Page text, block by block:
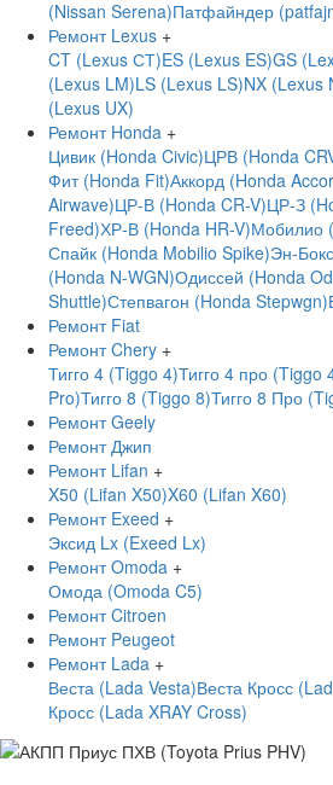
(Nissan Serena)Патфайндер
Ремонт Lexus +
CT (Lexus СТ)ES (Lexus ES)GS
(Lexus LM)LS (Lexus LS)NX (Lexus
(Lexus UX)
Ремонт Honda +
Цивик (Honda Civic)ЦРВ (Honda
Фит (Honda Fit)Аккорд (Honda
Airwave)ЦР-В (Honda CR-V)ЦР-З
Freed)ХР-В (Honda HR-V)Мобилио
Спайк (Honda Mobilio Spike)Эн-
(Honda N-WGN)Одиссей (Honda
Shuttle)Степвагон (Honda Stepwgn)
Ремонт Fiat
Ремонт Chery +
Тигго 4 (Tiggo 4)Тигго 4 про (Tiggo
Pro)Тигго 8 (Tiggo 8)Тигго 8 Про
Ремонт Geely
Ремонт Джип
Ремонт Lifan +
X50 (Lifan X50)X60 (Lifan X60)
Ремонт Exeed +
Эксид Lx (Exeed Lx)
Ремонт Omoda +
Омода (Omoda C5)
Ремонт Citroen
Ремонт Peugeot
Ремонт Lada +
Веста (Lada Vesta)Веста Кросс
Кросс (Lada XRAY Cross)